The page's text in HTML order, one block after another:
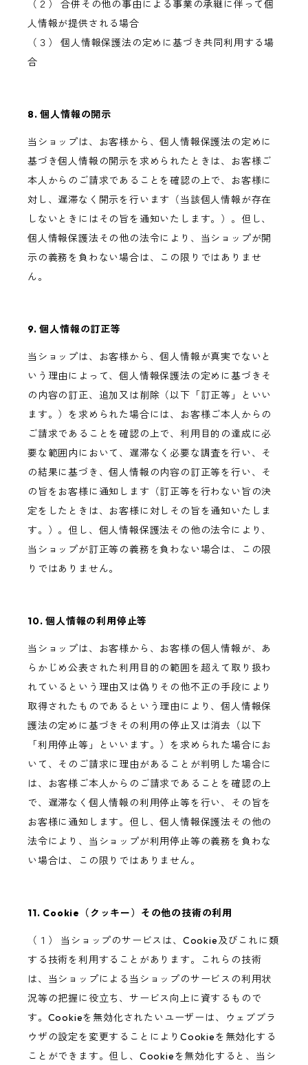
（２） 合併その他の事由による事業の承継に伴って個
人情報が提供される場合
（３） 個人情報保護法の定めに基づき共同利用する場
合
8. 個人情報の開示
当ショップは、お客様から、個人情報保護法の定めに
基づき個人情報の開示を求められたときは、お客様ご
本人からのご請求であることを確認の上で、お客様に
対し、遅滞なく開示を行います（当該個人情報が存在
しないときにはその旨を通知いたします。）。但し、
個人情報保護法その他の法令により、当ショップが開
示の義務を負わない場合は、この限りではありませ
ん。
9. 個人情報の訂正等
当ショップは、お客様から、個人情報が真実でないと
いう理由によって、個人情報保護法の定めに基づきそ
の内容の訂正、追加又は削除（以下「訂正等」といい
ます。）を求められた場合には、お客様ご本人からの
ご請求であることを確認の上で、利用目的の達成に必
要な範囲内において、遅滞なく必要な調査を行い、そ
の結果に基づき、個人情報の内容の訂正等を行い、そ
の旨をお客様に通知します（訂正等を行わない旨の決
定をしたときは、お客様に対しその旨を通知いたしま
す。）。但し、個人情報保護法その他の法令により、
当ショップが訂正等の義務を負わない場合は、この限
りではありません。
10. 個人情報の利用停止等
当ショップは、お客様から、お客様の個人情報が、あ
らかじめ公表された利用目的の範囲を超えて取り扱わ
れているという理由又は偽りその他不正の手段により
取得されたものであるという理由により、個人情報保
護法の定めに基づきその利用の停止又は消去（以下
「利用停止等」といいます。）を求められた場合にお
いて、そのご請求に理由があることが判明した場合に
は、お客様ご本人からのご請求であることを確認の上
で、遅滞なく個人情報の利用停止等を行い、その旨を
お客様に通知します。但し、個人情報保護法その他の
法令により、当ショップが利用停止等の義務を負わな
い場合は、この限りではありません。
11. Cookie（クッキー）その他の技術の利用
（１） 当ショップのサービスは、Cookie及びこれに類
する技術を利用することがあります。これらの技術
は、当ショップによる当ショップのサービスの利用状
況等の把握に役立ち、サービス向上に資するもので
す。Cookieを無効化されたいユーザーは、ウェブブラ
ウザの設定を変更することによりCookieを無効化する
ことができます。但し、Cookieを無効化すると、当シ